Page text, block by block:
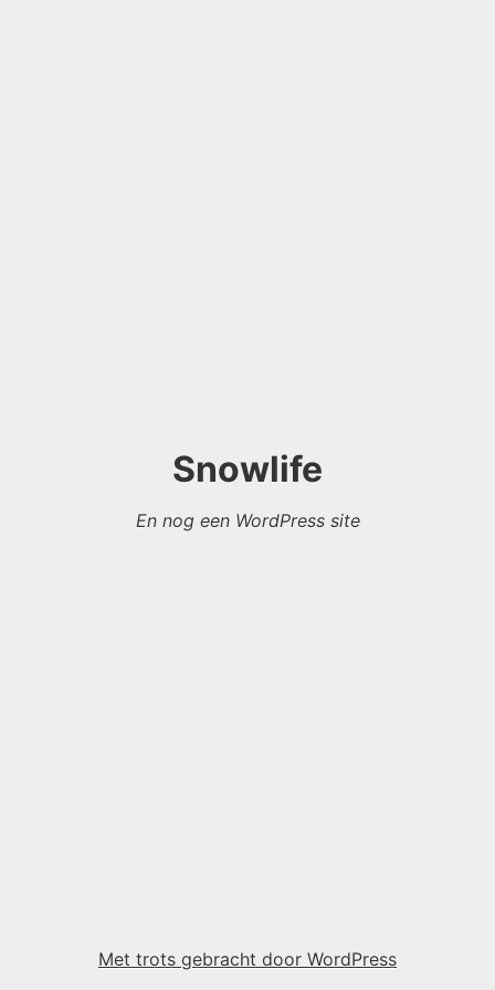
Snowlife
En nog een WordPress site
Met trots gebracht door WordPress